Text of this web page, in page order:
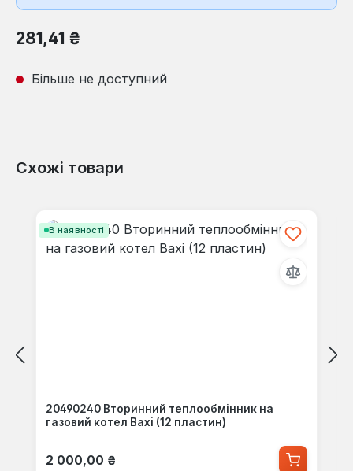
Звичайна ціна:
281,41 ₴
Більше не доступний
Схожі товари
В наявності
20490240 Вторинний теплообмінник на
газовий котел Baxi (12 пластин)
Звичайна ціна:
2 000,00 ₴